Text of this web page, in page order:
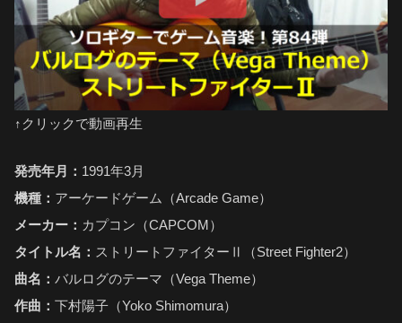
↑クリックで動画再生
発売年月： 1991年3月
機種： アーケードゲーム（Arcade Game）
メーカー： カプコン（CAPCOM）
タイトル名： ストリートファイターⅡ（Street Fighter2）
曲名： バルログのテーマ（Vega Theme）
作曲： 下村陽子（Yoko Shimomura）